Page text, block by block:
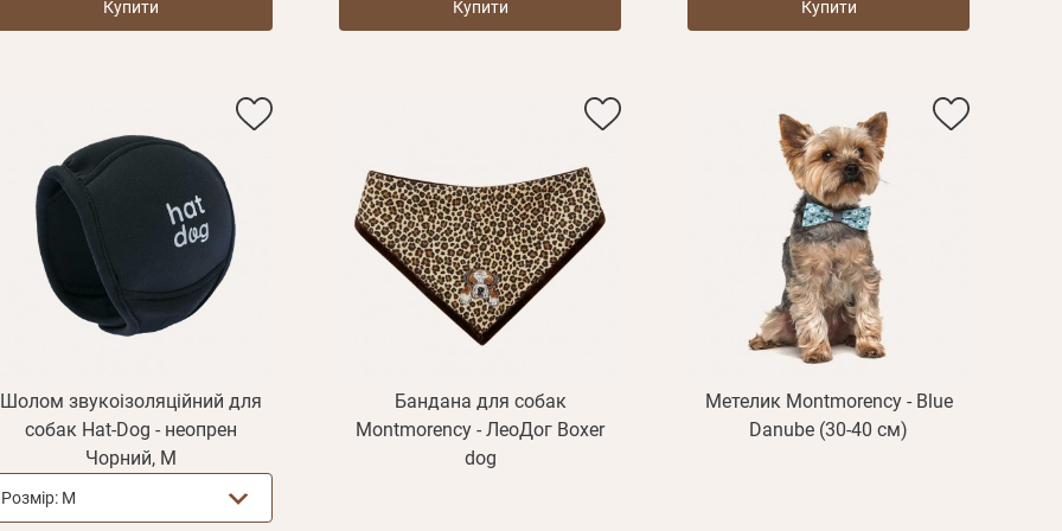
Купити Купити Купити
Шолом звукоізоляційний для
собак Hat-Dog - неопрен
Чорний, M
Розмір: M
Бандана для собак
Montmorency - ЛеоДог Boxer
dog
Метелик Montmorency - Blue
Danube (30-40 см)
Пароль
Забули пароль?
Ел.
пошта*
Пароль
E mail